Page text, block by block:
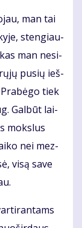
man tai
sten­giau­
man ne­si­
pu­sių ieš­
tiek
Gal­būt lai­
moks­lus
nei mez­
vi­są sa­ve